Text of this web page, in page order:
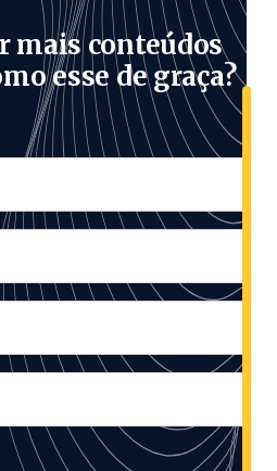
mais conteúdos
esse de graça?